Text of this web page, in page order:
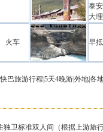
泰
大理
火车 早
快巴旅游行程|5天4晚游|外地|各
独卫标准双人间（根据上游旅